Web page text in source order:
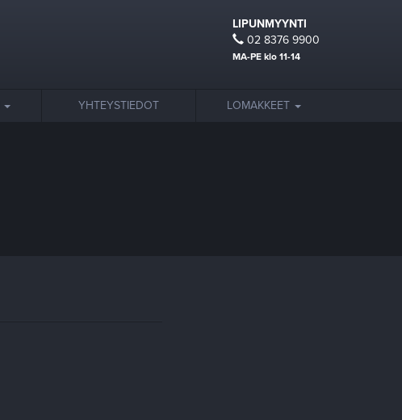
LIPUNMYYNTI
02 8376 9900
MA-PE klo 11-14
YHTEYSTIEDOT LOMAKKEET